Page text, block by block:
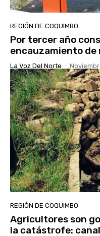
REGIÓN DE COQUIMBO
Por tercer año
encauzamiento de
La Voz Del Norte -
REGIÓN DE COQUIMBO
Agricultores son
la catástrofe: